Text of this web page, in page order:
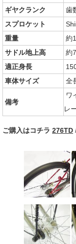
ギヤクランク
歯
スプロケット
重量
約
サドル地上高
約
適正身長
車体サイズ
全
備考
ワ
レ
ご購入はコチラ 276TD